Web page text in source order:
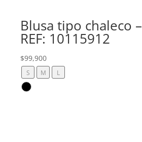
Blusa tipo chaleco –
REF: 10115912
$99,900
S M L